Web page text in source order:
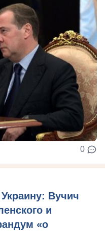
0
Вучич
и
«о